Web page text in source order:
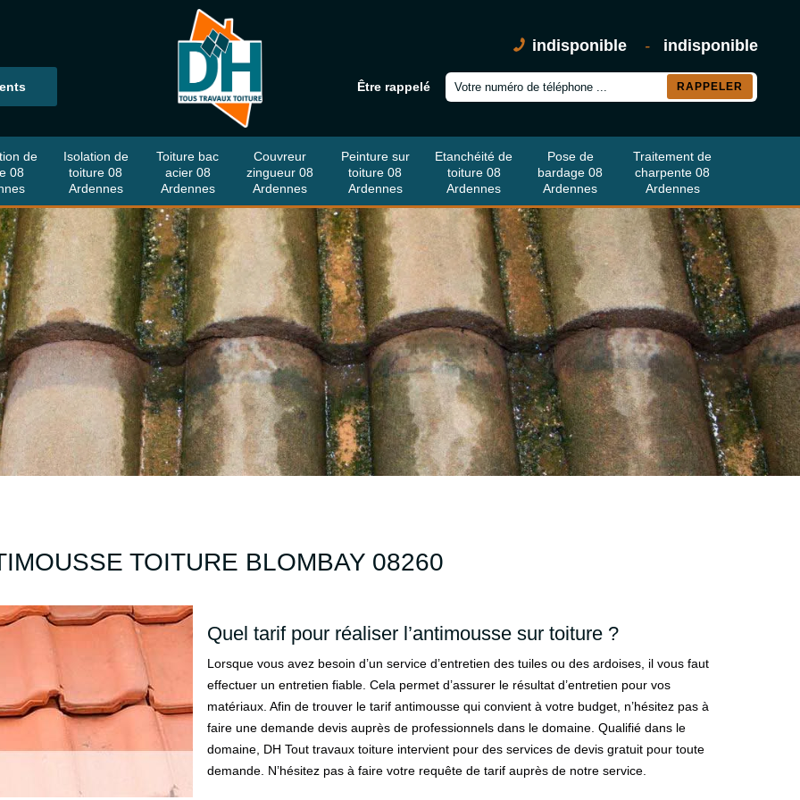
indisponible - indisponible
Être rappelé
de
08
Isolation de
toiture 08
Ardennes
Toiture bac
acier 08
Ardennes
Couvreur
zingueur 08
Ardennes
Peinture sur
toiture 08
Ardennes
Etanchéité de
toiture 08
Ardennes
Pose de
bardage 08
Ardennes
Traitement de
charpente 08
Ardennes
TOITURE BLOMBAY 08260
Quel tarif pour réaliser l’antimousse sur toiture ?
Lorsque vous avez besoin d’un service d’entretien des tuiles ou des ardoises, il vous faut
effectuer un entretien fiable. Cela permet d’assurer le résultat d’entretien pour vos
matériaux. Afin de trouver le tarif antimousse qui convient à votre budget, n’hésitez pas à
faire une demande devis auprès de professionnels dans le domaine. Qualifié dans le
domaine, DH Tout travaux toiture intervient pour des services de devis gratuit pour toute
demande. N’hésitez pas à faire votre requête de tarif auprès de notre service.